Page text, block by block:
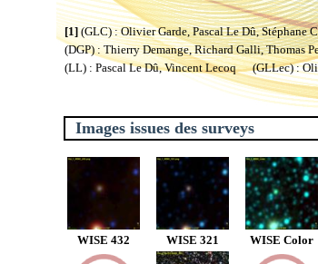
[1](GLC) : Olivier Garde, Pascal Le Dû,
(DGP) : Thierry Demange, Richard Galli,
(LL) : Pascal Le Dû, Vincent Lecoq (GLLec) :
Images issues des surveys
WISE 432 WISE 321 WISE Color